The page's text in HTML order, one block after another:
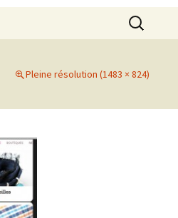
Rechercher :
Pleine résolution (1483 × 824)